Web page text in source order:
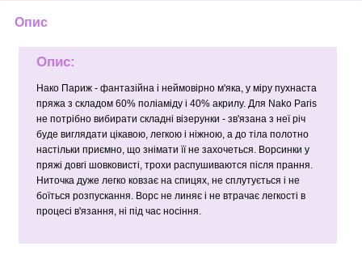
Опис
Опис:
Нако Париж - фантазійна і неймовірно м'яка, у міру пухнаста
пряжа з складом 60% поліаміду і 40% акрилу. Для Nako Рагіѕ
не потрібно вибирати складні візерунки - зв'язана з неї річ
буде виглядати цікавою, легкою і ніжною, а до тіла полотно
настільки приємно, що знімати її не захочеться. Ворсинки у
пряжі довгі шовковисті, трохи распушиваются після прання.
Ниточка дуже легко ковзає на спицях, не сплутується і не
боїться розпускання. Ворс не линяє і не втрачає легкості в
процесі в'язання, ні під час носіння.